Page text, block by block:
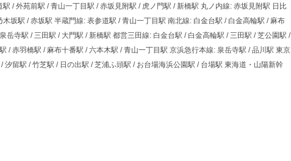
/ 外苑前駅 / 青山一丁目駅 / 赤坂見附駅 / 虎ノ門駅 / 新橋駅 丸ノ内線: 赤坂見附駅 日比
坂駅 / 赤坂駅 半蔵門線: 表参道駅 / 青山一丁目駅 南北線: 白金台駅 / 白金高輪駅 / 麻布
岳寺駅 / 三田駅 / 大門駅 / 新橋駅 都営三田線: 白金台駅 / 白金高輪駅 / 三田駅 / 芝公園駅 /
/ 赤羽橋駅 / 麻布十番駅 / 六本木駅 / 青山一丁目駅 京浜急行本線: 泉岳寺駅 / 品川駅 東京
留駅 / 竹芝駅 / 日の出駅 / 芝浦ふ頭駅 / お台場海浜公園駅 / 台場駅 東海道・山陽新幹